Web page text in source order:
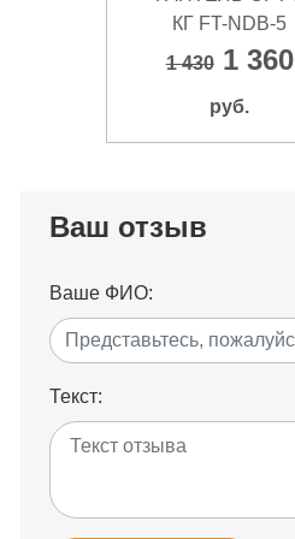
КГ FT-NDB-5
1 4301 360
руб.
Ваш отзыв
Ваше ФИО:
Текст: